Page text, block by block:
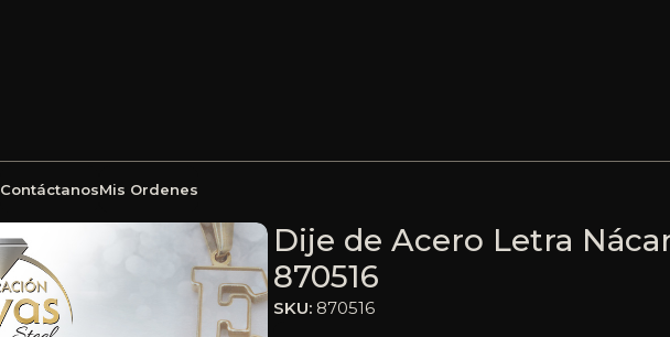
ContáctanosMis Ordenes
Dije de Acero Letra
870516
SKU: 870516